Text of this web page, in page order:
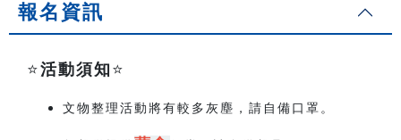
報名資訊
⭐️活動須知 ⭐️
文物整理活動將有較多灰塵，請自備口罩。